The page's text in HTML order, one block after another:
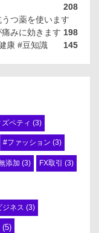
208
つ薬を使います
198
みに効きます
康 #豆知識
145
ペティ (3)
#ファッション (3)
添加 (3) FX取引 (3)
ジネス (3)
(5)